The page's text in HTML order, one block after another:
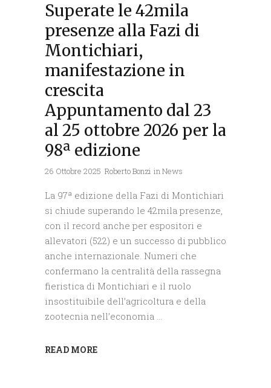
Superate le 42mila
presenze alla Fazi di
Montichiari,
manifestazione in
crescita
Appuntamento dal 23
al 25 ottobre 2026 per la
98ª edizione
26 Ottobre 2025 Roberto Bonzi inNews
La 97ª edizione della Fazi di Montichiari
si chiude superando le 42mila presenze,
con il record anche per espositori e
allevatori (522) e un successo di pubblico
anche internazionale. Numeri che
confermano la centralità della rassegna
fieristica di Montichiari e il ruolo
insostituibile dell’agricoltura e della
zootecnia nell’economia
READ MORE